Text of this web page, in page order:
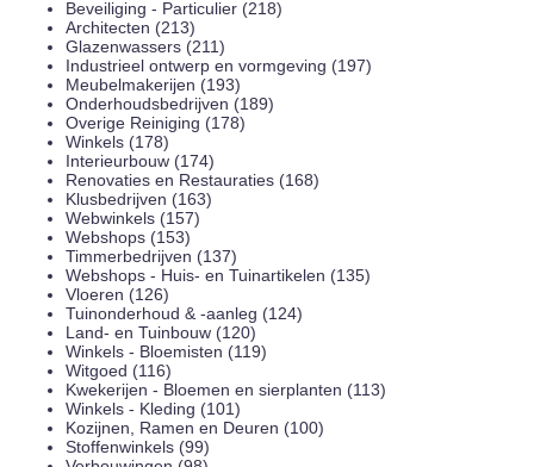
Beveiliging - Particulier (218)
Architecten (213)
Glazenwassers (211)
Industrieel ontwerp en vormgeving (197)
Meubelmakerijen (193)
Onderhoudsbedrijven (189)
Overige Reiniging (178)
Winkels (178)
Interieurbouw (174)
Renovaties en Restauraties (168)
Klusbedrijven (163)
Webwinkels (157)
Webshops (153)
Timmerbedrijven (137)
Webshops - Huis- en Tuinartikelen (135)
Vloeren (126)
Tuinonderhoud & -aanleg (124)
Land- en Tuinbouw (120)
Winkels - Bloemisten (119)
Witgoed (116)
Kwekerijen - Bloemen en sierplanten (113)
Winkels - Kleding (101)
Kozijnen, Ramen en Deuren (100)
Stoffenwinkels (99)